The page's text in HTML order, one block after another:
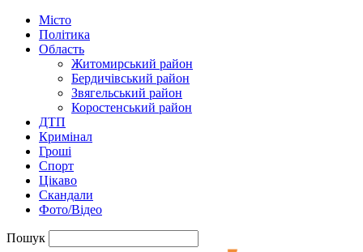
Місто
Політика
Область
Житомирський район
Бердичівський район
Звягельський район
Коростенський район
ДТП
Кримінал
Гроші
Спорт
Цікаво
Скандали
Фото/Відео
Пошук